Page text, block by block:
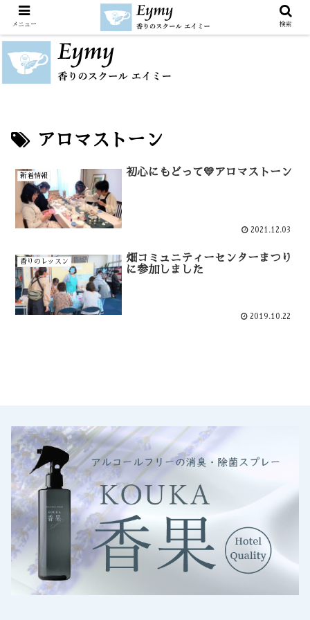
アロマストーン
新着情報 初心にもどって💛アロマストーン
2021.12.03
香りのレッスン
畑コミュニティーセンターまつり
に参加しました
2019.10.22
メニュー 検索